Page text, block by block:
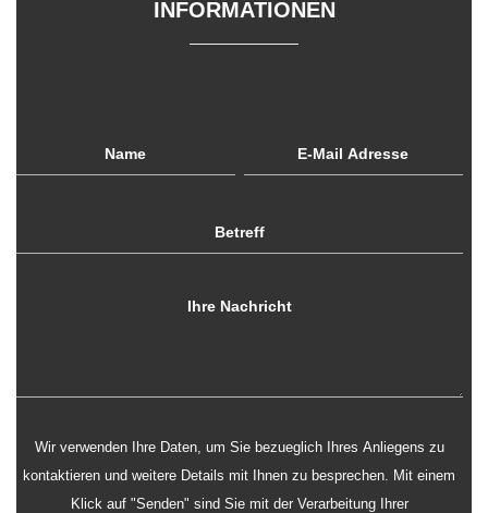
INFORMATIONEN
Wir verwenden Ihre Daten, um Sie bezueglich Ihres Anliegens zu
kontaktieren und weitere Details mit Ihnen zu besprechen. Mit einem
Klick auf "Senden" sind Sie mit der Verarbeitung Ihrer